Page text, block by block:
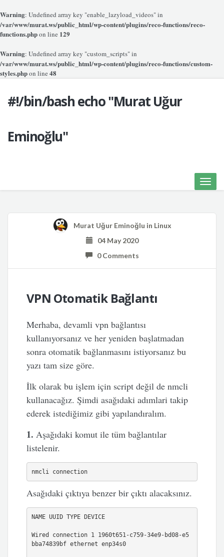
Warning: Undefined array key "enable_lazyload_videos" in
/var/www/murat.ws/public_html/wp-content/plugins/reco-functions/reco-
functions.phpon line 129
Warning: Undefined array key "custom_scripts" in
/var/www/murat.ws/public_html/wp-content/plugins/reco-functions/custom-
styles.phpon line 48
#!/bin/bash echo "Murat Uğur
Eminoğlu"
Toggle
Murat Uğur Eminoğlu in Linux
04 May 2020
0 Comments
VPN Otomatik Bağlantı
Merhaba, devamli vpn bağlantısı
kullanıyorsanız ve her yeniden başlatmadan
sonra otomatik bağlanmasını istiyorsanız bu
yazı tam size göre.
İlk olarak bu işlem için script değil de nmcli
kullanacağız. Şimdi asağıdaki adımlari takip
ederek istediğimiz gibi yapılandıralım.
1. Aşağıdaki komut ile tüm bağlantılar
listelenir.
nmcli connection
Asağıdaki çıktıya benzer bir çıktı alacaksınız.
NAME UUID TYPE DEVICE
Wired connection 1 1960t651-c759-34e9-bd08-e5
bba74839bf ethernet enp34s0